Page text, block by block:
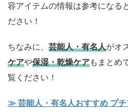
容アイテムの情報は参考になる
ださい！
ちなみに、 芸能人・有名人がオ
ケアや保湿・乾燥ケアもまとめ
覧ください！
≫ 芸能人・有名人おすすめ プ